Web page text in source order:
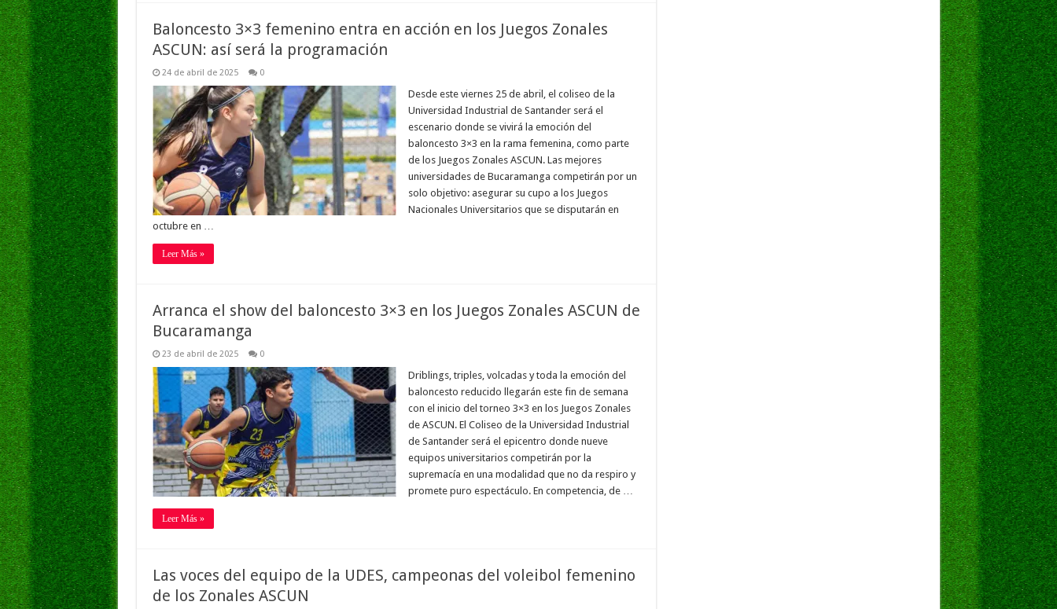
Baloncesto 3×3 femenino entra en acción en los Juegos Zonales
ASCUN: así será la programación
24 de abril de 2025 0
Desde este viernes 25 de abril, el coliseo de la
Universidad Industrial de Santander será el
escenario donde se vivirá la emoción del
baloncesto 3×3 en la rama femenina, como parte
de los Juegos Zonales ASCUN. Las mejores
universidades de Bucaramanga competirán por un
solo objetivo: asegurar su cupo a los Juegos
Nacionales Universitarios que se disputarán en
octubre en …
Leer Más »
Arranca el show del baloncesto 3×3 en los Juegos Zonales ASCUN de
Bucaramanga
23 de abril de 2025 0
Driblings, triples, volcadas y toda la emoción del
baloncesto reducido llegarán este fin de semana
con el inicio del torneo 3×3 en los Juegos Zonales
de ASCUN. El Coliseo de la Universidad Industrial
de Santander será el epicentro donde nueve
equipos universitarios competirán por la
supremacía en una modalidad que no da respiro y
promete puro espectáculo. En competencia, de …
Leer Más »
Las voces del equipo de la UDES, campeonas del voleibol femenino
de los Zonales ASCUN